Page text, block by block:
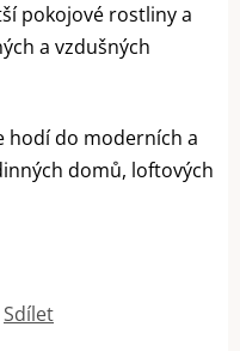
pokojové rostliny a
a vzdušných
hodí do moderních a
domů, loftových
Sdílet